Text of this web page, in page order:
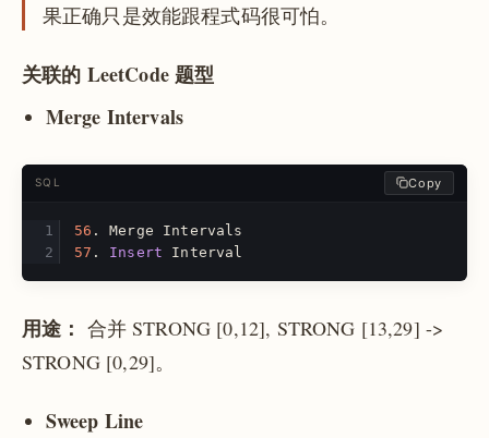
果正确只是效能跟程式码很可怕。
关联的 LeetCode 题型
Merge Intervals
SQL Copy
56 . Merge
Intervals
57 . Insert Interval
用途： 合并 STRONG [0,12], STRONG [13,29] ->
STRONG [0,29]。
Sweep Line